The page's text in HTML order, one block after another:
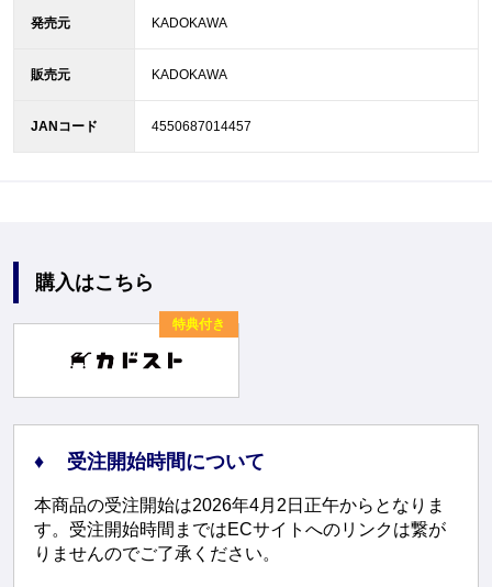
発売元 KADOKAWA
販売元 KADOKAWA
JANコード 4550687014457
購入はこちら
特典付き
受注開始時間について
本商品の受注開始は2026年4月2日正午からとなりま
す。受注開始時間まではECサイトへのリンクは繋が
りませんのでご了承ください。